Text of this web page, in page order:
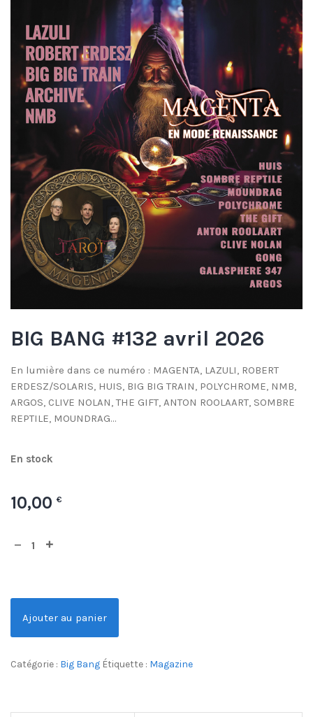
BIG BANG #132 avril 2026
En lumière dans ce numéro : MAGENTA, LAZULI, ROBERT
ERDESZ/SOLARIS, HUIS, BIG BIG TRAIN, POLYCHROME, NMB,
ARGOS, CLIVE NOLAN, THE GIFT, ANTON ROOLAART, SOMBRE
REPTILE, MOUNDRAG…
En stock
10,00 €
Ajouter au panier
Catégorie : Big Bang Étiquette : Magazine